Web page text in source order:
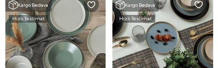
Kargo Bedava
Hızlı Teslimat
Kargo Bedava
Hızlı Teslimat